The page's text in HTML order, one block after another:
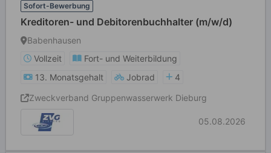
Sofort-Bewerbung
Kreditoren- und Debitorenbuchhalter (m/w/d)
Babenhausen
Vollzeit
Fort- und Weiterbildung
13. Monatsgehalt
Jobrad
4
Zweckverband Gruppenwasserwerk Dieburg
05.08.2026